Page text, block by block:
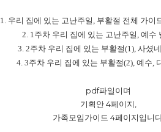
1. 우리 집에 있는 고난주일, 부활절 전체 가이
2. 1주차 우리 집에 있는 고난주일, 예수
3. 2주차 우리 집에 있는 부활절(1), 사셨
4. 3주차 우리 집에 있는 부활절(2), 예수,
pdf파일이며
기획안 4페이지,
가족모임가이드 4페이지입니